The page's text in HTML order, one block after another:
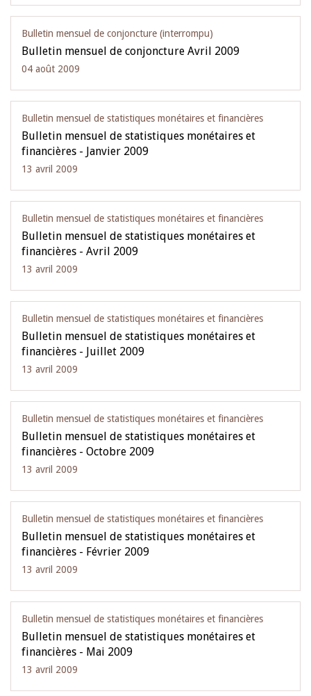
Bulletin mensuel de conjoncture (interrompu)
Bulletin mensuel de conjoncture Avril 2009
04 août 2009
Bulletin mensuel de statistiques monétaires et financières
Bulletin mensuel de statistiques monétaires et
financières - Janvier 2009
13 avril 2009
Bulletin mensuel de statistiques monétaires et financières
Bulletin mensuel de statistiques monétaires et
financières - Avril 2009
13 avril 2009
Bulletin mensuel de statistiques monétaires et financières
Bulletin mensuel de statistiques monétaires et
financières - Juillet 2009
13 avril 2009
Bulletin mensuel de statistiques monétaires et financières
Bulletin mensuel de statistiques monétaires et
financières - Octobre 2009
13 avril 2009
Bulletin mensuel de statistiques monétaires et financières
Bulletin mensuel de statistiques monétaires et
financières - Février 2009
13 avril 2009
Bulletin mensuel de statistiques monétaires et financières
Bulletin mensuel de statistiques monétaires et
financières - Mai 2009
13 avril 2009